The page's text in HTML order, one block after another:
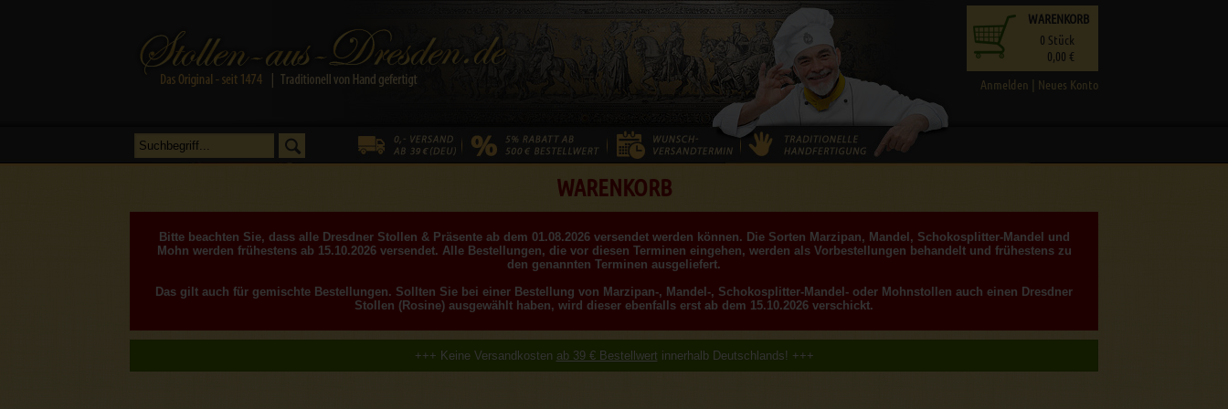
Anmelden | Neues Konto
WARENKORB
0 Stück
0,00 €
WARENKORB
Bitte beachten Sie, dass alle Dresdner Stollen & Präsente ab dem 01.08.2026 versendet werden können. Die Sorten Marzipan, Mandel, Schokosplitter-Mandel und
Mohn werden frühestens ab 15.10.2026 versendet. Alle Bestellungen, die vor diesen Terminen eingehen, werden als Vorbestellungen behandelt und frühestens zu
den genannten Terminen ausgeliefert.
Das gilt auch für gemischte Bestellungen. Sollten Sie bei einer Bestellung von Marzipan-, Mandel-, Schokosplitter-Mandel- oder Mohnstollen auch einen Dresdner
Stollen (Rosine) ausgewählt haben, wird dieser ebenfalls erst ab dem 15.10.2026 verschickt.
+++ Keine Versandkosten ab 39 € Bestellwert innerhalb Deutschlands! +++